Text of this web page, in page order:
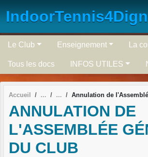
Le Club Enseignement La
Tous les docs INFOS UTILES
Accueil Annulation de
ANNULATION DE
L'ASSEMBLÉE
DU CLUB